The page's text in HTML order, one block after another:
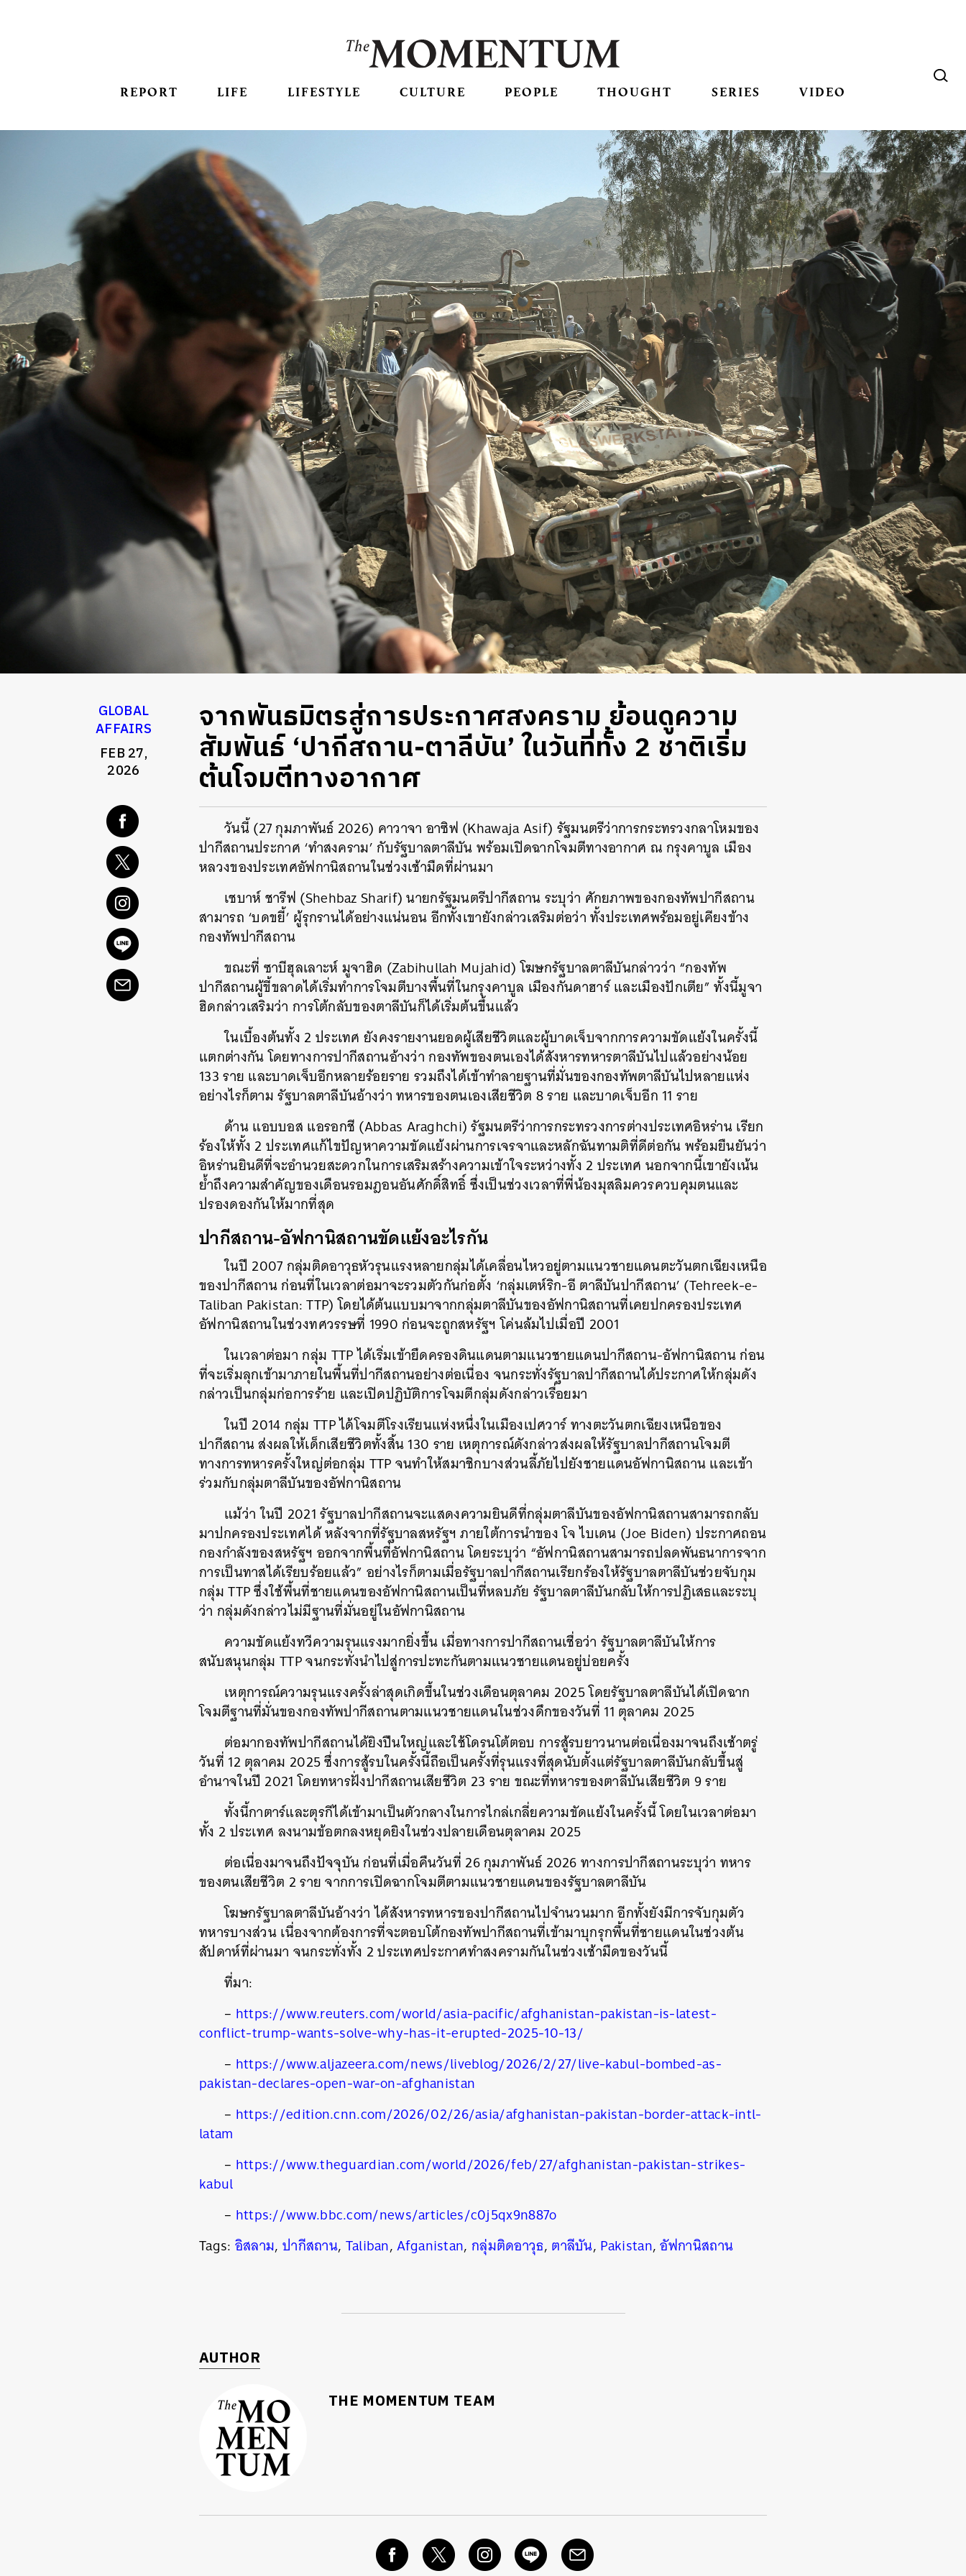
REPORT LIFE LIFESTYLE CULTURE PEOPLE THOUGHT SERIES VIDEO
GLOBAL
AFFAIRS
FEB 27,
2026
จากพันธมิตรสู่การประกาศสงคราม ย้อนดูความ
สัมพันธ์ ‘ปากีสถาน-ตาลีบัน’ ในวันที่ทั้ง 2 ชาติเริ่ม
ต้นโจมตีทางอากาศ
วันนี้ (27 กุมภาพันธ์ 2026) คาวาจา อาซิฟ (Khawaja Asif) รัฐมนตรีว่าการกระทรวงกลาโหมของ
ปากีสถานประกาศ ‘ทำสงคราม’ กับรัฐบาลตาลีบัน พร้อมเปิดฉากโจมตีทางอากาศ ณ กรุงคาบูล เมือง
หลวงของประเทศอัฟกานิสถานในช่วงเช้ามืดที่ผ่านมา
เชบาห์ ชารีฟ (Shehbaz Sharif) นายกรัฐมนตรีปากีสถาน ระบุว่า ศักยภาพของกองทัพปากีสถาน
สามารถ ‘บดขยี้’ ผู้รุกรานได้อย่างแน่นอน อีกทั้งเขายังกล่าวเสริมต่อว่า ทั้งประเทศพร้อมอยู่เคียงข้าง
กองทัพปากีสถาน
ขณะที่ ซาบีฮุลเลาะห์ มูจาฮิด (Zabihullah Mujahid) โฆษกรัฐบาลตาลีบันกล่าวว่า “กองทัพ
ปากีสถานผู้ขี้ขลาดได้เริ่มทำการโจมตีบางพื้นที่ในกรุงคาบูล เมืองกันดาฮาร​์ และเมืองปักเตีย” ทั้งนี้มูจา
ฮิดกล่าวเสริมว่า การโต้กลับของตาลีบันก็ได้เริ่มต้นขึ้นแล้ว
ในเบื้องต้นทั้ง 2 ประเทศ ยังคงรายงานยอดผู้เสียชีวิตและผู้บาดเจ็บจากการความขัดแย้งในครั้งนี้
แตกต่างกัน โดยทางการปากีสถานอ้างว่า กองทัพของตนเองได้สังหารทหารตาลีบันไปแล้วอย่างน้อย
133 ราย และบาดเจ็บอีกหลายร้อยราย รวมถึงได้เข้าทำลายฐานที่มั่นของกองทัพตาลีบันไปหลายแห่ง
อย่างไรก็ตาม รัฐบาลตาลีบันอ้างว่า ทหารของตนเองเสียชีวิต 8 ราย และบาดเจ็บอีก 11 ราย
ด้าน แอบบอส แอรอกชี (Abbas Araghchi) รัฐมนตรีว่าการกระทรวงการต่างประเทศอิหร่าน เรียก
ร้องให้ทั้ง 2 ประเทศแก้ไขปัญหาความขัดแย้งผ่านการเจรจาและหลักฉันทามติที่ดีต่อกัน พร้อมยืนยันว่า
อิหร่านยินดีที่จะอำนวยสะดวกในการเสริมสร้างความเข้าใจระหว่างทั้ง 2 ประเทศ นอกจากนี้เขายังเน้น
ย้ำถึงความสำคัญของเดือนรอมฎอนอันศักดิ์สิทธิ์ ซึ่งเป็นช่วงเวลาที่พี่น้องมุสลิมควรควบคุมตนและ
ปรองดองกันให้มากที่สุด
ปากีสถาน-อัฟกานิสถานขัดแย้งอะไรกัน
ในปี 2007 กลุ่มติดอาวุธหัวรุนแรงหลายกลุ่มได้เคลื่อนไหวอยู่ตามแนวชายแดนตะวันตกเฉียงเหนือ
ของปากีสถาน ก่อนที่ในเวลาต่อมาจะรวมตัวกันก่อตั้ง ‘กลุ่มเตห์ริก-อี ตาลีบันปากีสถาน’ (Tehreek-e-
Taliban Pakistan: TTP) โดยได้ต้นแบบมาจากกลุ่มตาลีบันของอัฟกานิสถานที่เคยปกครองประเทศ
อัฟกานิสถานในช่วงทศวรรษที่ 1990 ก่อนจะถูกสหรัฐฯ โค่นล้มไปเมื่อปี 2001
ในเวลาต่อมา กลุ่ม TTP ได้เริ่มเข้ายึดครองดินแดนตามแนวชายแดนปากีสถาน-อัฟกานิสถาน ก่อน
ที่จะเริ่มลุกเข้ามาภายในพื้นที่ปากีสถานอย่างต่อเนื่อง จนกระทั่งรัฐบาลปากีสถานได้ประกาศให้กลุ่มดัง
กล่าวเป็นกลุ่มก่อการร้าย และเปิดปฏิบัติการโจมตีกลุ่มดังกล่าวเรื่อยมา
ในปี 2014 กลุ่ม TTP ได้โจมตีโรงเรียนแห่งหนึ่งในเมืองเปศวาร์ ทางตะวันตกเฉียงเหนือของ
ปากีสถาน ส่งผลให้เด็กเสียชีวิตทั้งสิ้น 130 ราย เหตุการณ์ดังกล่าวส่งผลให้รัฐบาลปากีสถานโจมตี
ทางการทหารครั้งใหญ่ต่อกลุ่ม TTP จนทำให้สมาชิกบางส่วนลี้ภัยไปยังชายแดนอัฟกานิสถาน และเข้า
ร่วมกับกลุ่มตาลีบันของอัฟกานิสถาน
แม้ว่า ในปี 2021 รัฐบาลปากีสถานจะแสดงความยินดีที่กลุ่มตาลีบันของอัฟกานิสถานสามารถกลับ
มาปกครองประเทศได้ หลังจากที่รัฐบาลสหรัฐฯ ภายใต้การนำของ โจ ไบเดน (Joe Biden) ประกาศถอน
กองกำลังของสหรัฐฯ ออกจากพื้นที่อัฟกานิสถาน โดยระบุว่า “อัฟกานิสถานสามารถปลดพันธนาการจาก
การเป็นทาสได้เรียบร้อยแล้ว” อย่างไรก็ตามเมื่อรัฐบาลปากีสถานเรียกร้องให้รัฐบาลตาลีบันช่วยจับกุม
กลุ่ม TTP ซึ่งใช้พื้นที่ชายแดนของอัฟกานิสถานเป็นที่หลบภัย รัฐบาลตาลีบันกลับให้การปฏิเสธและระบุ
ว่า กลุ่มดังกล่าวไม่มีฐานที่มั่นอยู่ในอัฟกานิสถาน
ความขัดแย้งทวีความรุนแรงมากยิ่งขึ้น เมื่อทางการปากีสถานเชื่อว่า รัฐบาลตาลีบันให้การ
สนับสนุนกลุ่ม TTP จนกระทั่งนำไปสู่การปะทะกันตามแนวชายแดนอยู่บ่อยครั้ง
เหตุการณ์ความรุนแรงครั้งล่าสุดเกิดขึ้นในช่วงเดือนตุลาคม 2025 โดยรัฐบาลตาลีบันได้เปิดฉาก
โจมตีฐานที่มั่นของกองทัพปากีสถานตามแนวชายแดนในช่วงดึกของวันที่ 11 ตุลาคม 2025
ต่อมากองทัพปากีสถานได้ยิงปืนใหญ่และใช้โดรนโต้ตอบ การสู้รบยาวนานต่อเนื่องมาจนถึงเช้าตรู่
วันที่ 12 ตุลาคม 2025 ซึ่งการสู้รบในครั้งนี้ถือเป็นครั้งที่รุนแรงที่สุดนับตั้งแต่รัฐบาลตาลีบันกลับขึ้นสู่
อำนาจในปี 2021 โดยทหารฝั่งปากีสถานเสียชีวิต 23 ราย ขณะที่ทหารของตาลีบันเสียชีวิต 9 ราย
ทั้งนี้กาตาร์และตุรกีได้เข้ามาเป็นตัวกลางในการไกล่เกลี่ยความขัดแย้งในครั้งนี้ โดยในเวลาต่อมา
ทั้ง 2 ประเทศ ลงนามข้อตกลงหยุดยิงในช่วงปลายเดือนตุลาคม 2025
ต่อเนื่องมาจนถึงปัจจุบัน ก่อนที่เมื่อคืนวันที่ 26 กุมภาพันธ์ 2026 ทางการปากีสถานระบุว่า ทหาร
ของตนเสียชีวิต 2 ราย จากการเปิดฉากโจมตีตามแนวชายแดนของรัฐบาลตาลีบัน
โฆษกรัฐบาลตาลีบันอ้างว่า ได้สังหารทหารของปากีสถานไปจำนวนมาก อีกทั้งยังมีการจับกุมตัว
ทหารบางส่วน เนื่องจากต้องการที่จะตอบโต้กองทัพปากีสถานที่เข้ามาบุกรุกพื้นที่ชายแดนในช่วงต้น
สัปดาห์ที่ผ่านมา จนกระทั่งทั้ง 2 ประเทศประกาศทำสงครามกันในช่วงเช้ามืดของวันนี้
ที่มา:
– https://www.reuters.com/world/asia-pacific/afghanistan-pakistan-is-latest-
conflict-trump-wants-solve-why-has-it-erupted-2025-10-13/
– https://www.aljazeera.com/news/liveblog/2026/2/27/live-kabul-bombed-as-
pakistan-declares-open-war-on-afghanistan
– https://edition.cnn.com/2026/02/26/asia/afghanistan-pakistan-border-attack-intl-
latam
– https://www.theguardian.com/world/2026/feb/27/afghanistan-pakistan-strikes-
kabul
– https://www.bbc.com/news/articles/c0j5qx9n887o
Tags: อิสลาม, ปากีสถาน, Taliban,Afganistan, กลุ่มติดอาวุธ, ตาลีบัน, Pakistan,อัฟกานิสถาน
AUTHOR
THE MOMENTUM TEAM
ค้นหา
SHARE TWEET LINE EMAIL